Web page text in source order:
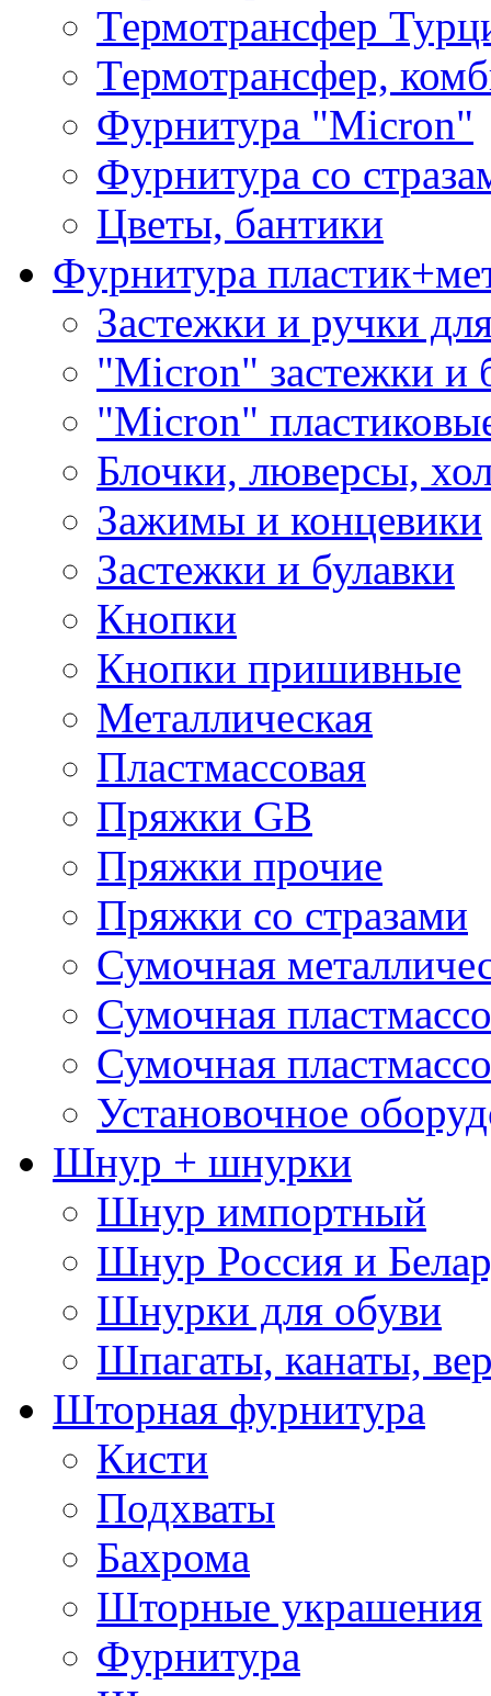
Термотрансфер
Термотрансфер,
Фурнитура "Micron"
Фурнитура со
Цветы, бантики
Фурнитура
Застежки и ручки
"Micron" застежки и
"Micron"
Блочки, люверсы,
Зажимы и концевики
Застежки и булавки
Кнопки
Кнопки пришивные
Металлическая
Пластмассовая
Пряжки GB
Пряжки прочие
Пряжки со стразами
Сумочная
Сумочная
Сумочная
Установочное
Шнур + шнурки
Шнур импортный
Шнур Россия и
Шнурки для обуви
Шпагаты, канаты,
Шторная фурнитура
Кисти
Подхваты
Бахрома
Шторные украшения
Фурнитура